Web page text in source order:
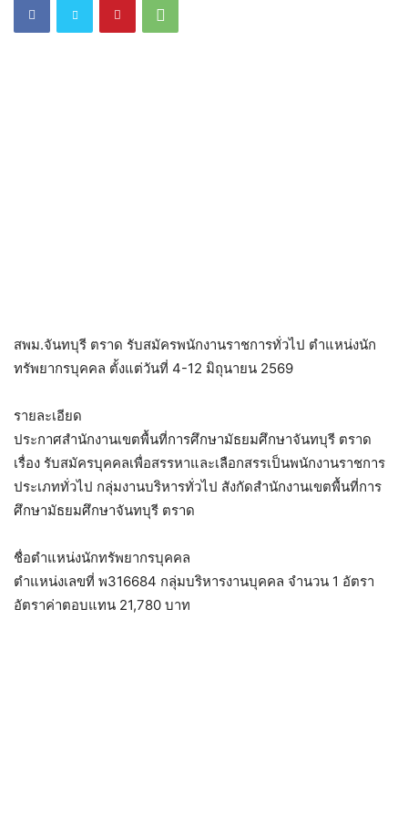
สพม.จันทบุรี ตราด รับสมัครพนักงานราชการทั่วไป ตำแหน่งนัก
ทรัพยากรบุคคล ตั้งแต่วันที่ 4-12 มิถุนายน 2569
รายละเอียด
ประกาศสำนักงานเขตพื้นที่การศึกษามัธยมศึกษาจันทบุรี ตราด
เรื่อง รับสมัครบุคคลเพื่อสรรหาและเลือกสรรเป็นพนักงานราชการ
ประเภททั่วไป กลุ่มงานบริหารทั่วไป สังกัดสำนักงานเขตพื้นที่การ
ศึกษามัธยมศึกษาจันทบุรี ตราด
ชื่อตำแหน่งนักทรัพยากรบุคคล
ตำแหน่งเลขที่ พ316684 กลุ่มบริหารงานบุคคล จำนวน 1 อัตรา
อัตราค่าตอบแทน 21,780 บาท